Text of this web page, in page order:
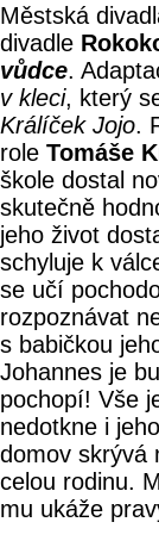
Městská
divadle
vůdce.
v kleci, který
Králíček Jojo.
role Tomáše
škole dostal
skutečně
jeho život
schyluje k
se učí
rozpoznávat
s babičkou
Johannes je
pochopí! Vše
nedotkne i
domov skrývá
celou rodinu.
mu ukáže